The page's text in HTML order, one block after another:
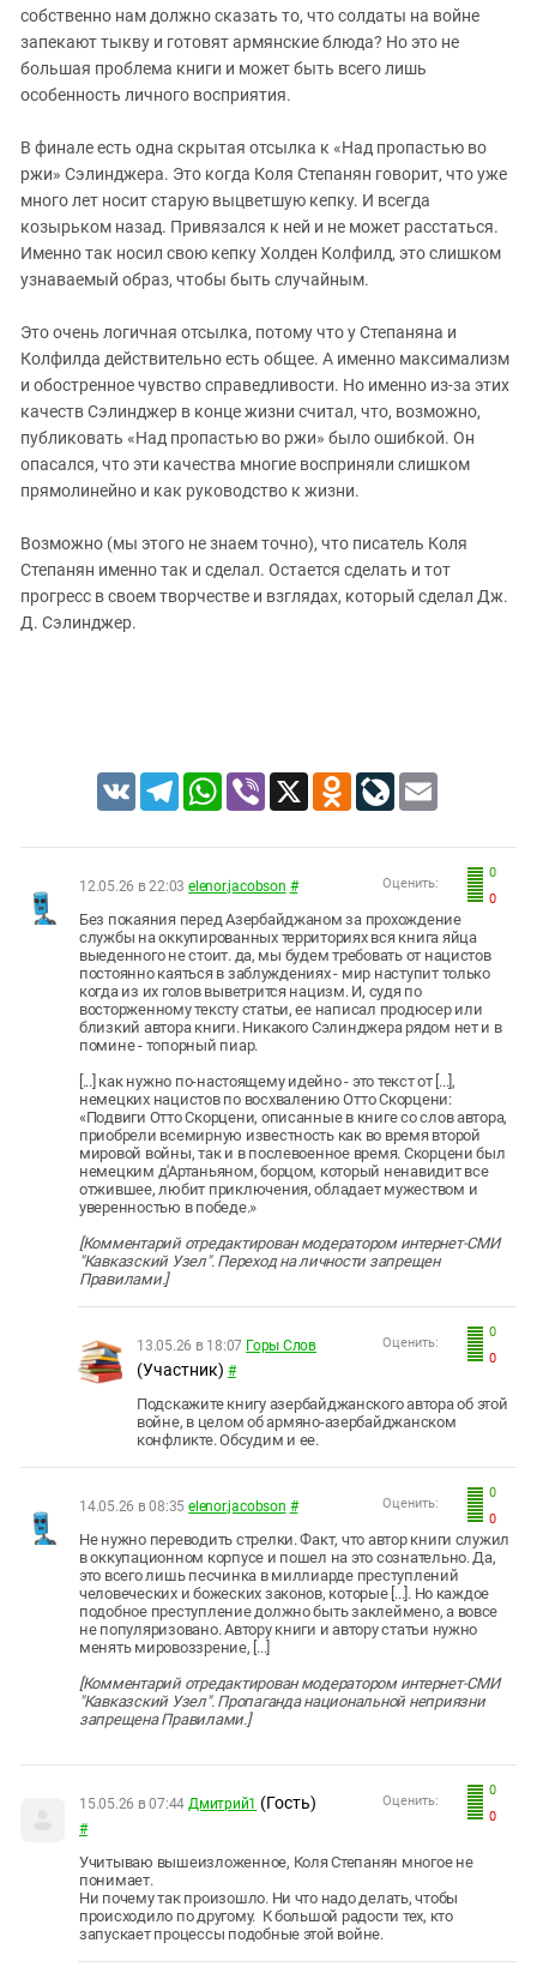
собственно нам должно сказать то, что солдаты на войне
запекают тыкву и готовят армянские блюда? Но это не
большая проблема книги и может быть всего лишь
особенность личного восприятия.
В финале есть одна скрытая отсылка к «Над пропастью во
ржи» Сэлинджера. Это когда Коля Степанян говорит, что уже
много лет носит старую выцветшую кепку. И всегда
козырьком назад. Привязался к ней и не может расстаться.
Именно так носил свою кепку Холден Колфилд, это слишком
узнаваемый образ, чтобы быть случайным.
Это очень логичная отсылка, потому что у Степаняна и
Колфилда действительно есть общее. А именно максимализм
и обостренное чувство справедливости. Но именно из-за этих
качеств Сэлинджер в конце жизни считал, что, возможно,
публиковать «Над пропастью во ржи» было ошибкой. Он
опасался, что эти качества многие восприняли слишком
прямолинейно и как руководство к жизни.
Возможно (мы этого не знаем точно), что писатель Коля
Степанян именно так и сделал. Остается сделать и тот
прогресс в своем творчестве и взглядах, который сделал Дж.
Д. Сэлинджер.
VK TelegramWhatsApp
Viber X Odnoklassniki
LiveJournal
Email
0
0
Оценить:
12.05.26 в 22:03 elenor.jacobson #
Без покаяния перед Азербайджаном за прохождение
службы на оккупированных территориях вся книга яйца
выеденного не стоит. да, мы будем требовать от нацистов
постоянно каяться в заблуждениях - мир наступит только
когда из их голов выветрится нацизм. И, судя по
восторженному тексту статьи, ее написал продюсер или
близкий автора книги. Никакого Сэлинджера рядом нет и в
помине - топорный пиар.
[...] как нужно по-настоящему идейно - это текст от [...],
немецких нацистов по восхвалению Отто Скорцени:
«Подвиги Отто Скорцени, описанные в книге со слов автора,
приобрели всемирную известность как во время второй
мировой войны, так и в послевоенное время. Скорцени был
немецким д'Артаньяном, борцом, который ненавидит все
отжившее, любит приключения, обладает мужеством и
уверенностью в победе.»
[Комментарий отредактирован модератором интернет-СМИ
"Кавказский Узел". Переход на личности запрещен
Правилами.]
0
0
Оценить:
13.05.26 в 18:07 Горы Слов
(Участник) #
Подскажите книгу азербайджанского автора об этой
войне, в целом об армяно-азербайджанском
конфликте. Обсудим и ее.
0
0
Оценить:
14.05.26 в 08:35 elenor.jacobson #
Не нужно переводить стрелки. Факт, что автор книги служил
в оккупационном корпусе и пошел на это сознательно. Да,
это всего лишь песчинка в миллиарде преступлений
человеческих и божеских законов, которые [...]. Но каждое
подобное преступление должно быть заклеймено, а вовсе
не популяризовано. Автору книги и автору статьи нужно
менять мировоззрение, [...]
[Комментарий отредактирован модератором интернет-СМИ
"Кавказский Узел". Пропаганда национальной неприязни
запрещена Правилами.]
0
0
Оценить:
15.05.26 в 07:44 Дмитрий1 (Гость)
#
Учитываю вышеизложенное, Коля Степанян многое не
понимает.
Ни почему так произошло. Ни что надо делать, чтобы
происходило по другому. К большой радости тех, кто
запускает процессы подобные этой войне.